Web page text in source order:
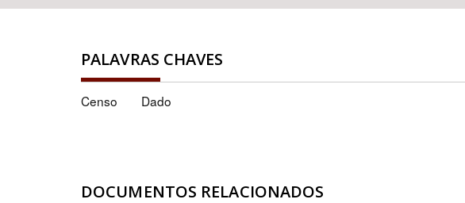
PALAVRAS CHAVES
Censo Dado
DOCUMENTOS RELACIONADOS